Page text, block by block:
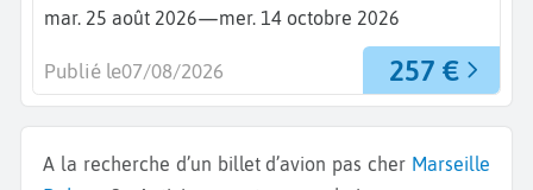
mar. 25 août 2026—mer. 14 octobre 2026
257 €
Publié le07/08/2026
A la recherche d’un billet d’avion pas cher Marseille